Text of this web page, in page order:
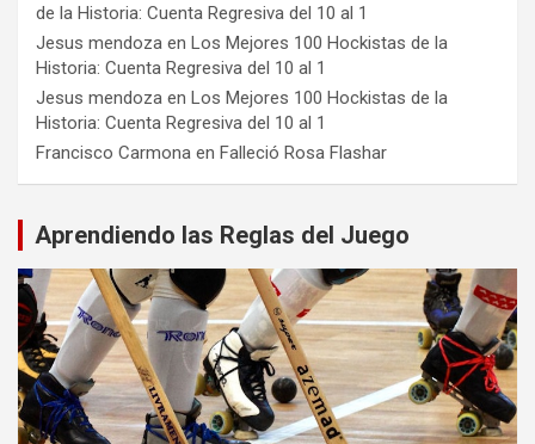
de la Historia: Cuenta Regresiva del 10 al 1
Jesus mendoza en Los Mejores 100 Hockistas de la
Historia: Cuenta Regresiva del 10 al 1
Jesus mendoza en Los Mejores 100 Hockistas de la
Historia: Cuenta Regresiva del 10 al 1
Francisco Carmona en Falleció Rosa Flashar
Aprendiendo las Reglas del Juego